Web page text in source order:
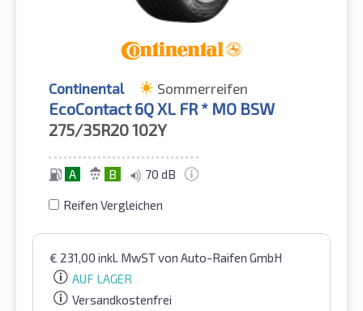
Continental Sommerreifen
EcoContact 6Q XL FR * MO BSW
275/35R20102Y
A B 70 dB
Reifen Vergleichen
€ 231,00 inkl. MwSTvon Auto-Raifen GmbH
AUF LAGER
Versandkostenfrei